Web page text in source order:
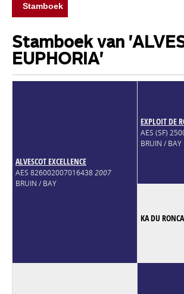
Stamboek
Stamboek van
EUPHORIA'
ALVESCOT EXCELLENCE
AES 8260020070164382007
BRUIN / BAY
EXPLOIT DE
AES (SF)
BRUIN /
KA DU